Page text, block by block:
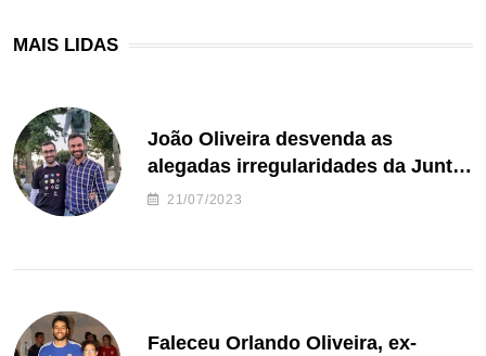
MAIS LIDAS
João Oliveira desvenda as
alegadas irregularidades da Junta
de Freguesia S. João de Ver
21/07/2023
Faleceu Orlando Oliveira, ex-